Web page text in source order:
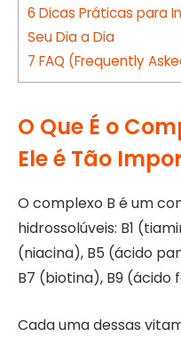
6 Dicas Práticas para
Seu Dia a Dia
7 FAQ (Frequently
O Que É o
Ele é Tão
O complexo B é um
hidrossolúveis: B1
(niacina), B5 (ácido
B7 (biotina), B9 (ácido
Cada uma dessas